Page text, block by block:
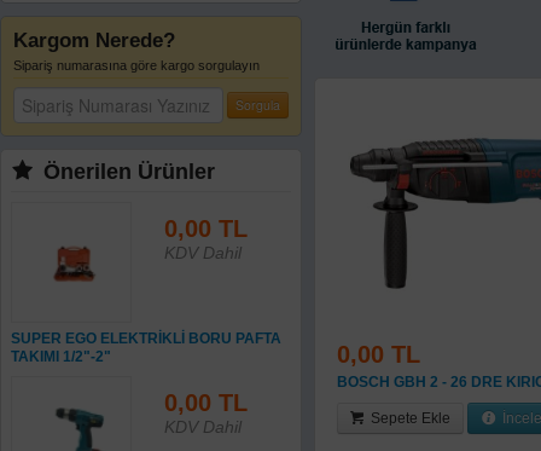
Kargom Nerede?
Sipariş numarasına göre kargo sorgulayın
Sorgula
Önerilen Ürünler
0,00 TL
KDV Dahil
SUPER EGO ELEKTRİKLİ BORU PAFTA
TAKIMI 1/2"-2"
0,00 TL
KDV Dahil
0,00 TL
BOSCH GBH 2 - 26 DRE
Sepete Ekle İncele